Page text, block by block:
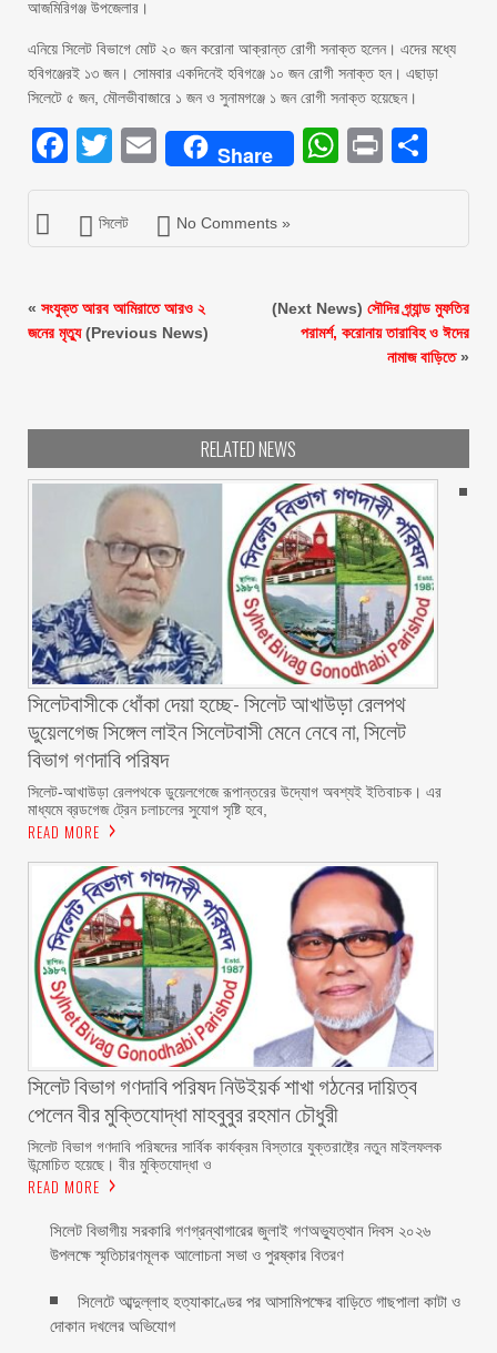
আজমিরিগঞ্জ উপজেলার।
এনিয়ে সিলেট বিভাগে মোট ২০ জন করোনা আক্রান্ত রোগী সনাক্ত হলেন। এদের মধ্যে
হবিগঞ্জেরই ১৩ জন। সোমবার একদিনেই হবিগঞ্জে ১০ জন রোগী সনাক্ত হন। এছাড়া
সিলেটে ৫ জন, মৌলভীবাজারে ১ জন ও সুনামগঞ্জে ১ জন রোগী সনাক্ত হয়েছেন।
Facebook
Twitter
EmailShare Print
সিলেট No Comments »
« সংযুক্ত আরব আমিরাতে আরও ২
জনের মৃত্যু(Previous News)
(Next News) সৌদির গ্র্যান্ড মুফতির
পরামর্শ, করোনায় তারাবিহ ও ঈদের
নামাজ বাড়িতে»
RELATED NEWS
‎সিলেটবাসীকে ধোঁকা দেয়া হচ্ছে- সিলেট আখাউড়া রেলপথ
ডুয়েলগেজ সিঙ্গেল লাইন সিলেটবাসী মেনে নেবে না, সিলেট
বিভাগ গণদাবি পরিষদ
‎​সিলেট-আখাউড়া রেলপথকে ডুয়েলগেজে রূপান্তরের উদ্যোগ অবশ্যই ইতিবাচক। এর
মাধ্যমে ব্রডগেজ ট্রেন চলাচলের সুযোগ সৃষ্টি হবে,
READ MORE
সিলেট বিভাগ গণদাবি পরিষদ নিউইয়র্ক শাখা গঠনের দায়িত্ব
পেলেন বীর মুক্তিযোদ্ধা মাহবুবুর রহমান চৌধুরী ‎ ‎
‎সিলেট বিভাগ গণদাবি পরিষদের সার্বিক কার্যক্রম বিস্তারে যুক্তরাষ্ট্রে নতুন মাইলফলক
উন্মোচিত হয়েছে। বীর মুক্তিযোদ্ধা ও
READ MORE
সিলেট বিভাগীয় সরকারি গণগ্রন্থাগারের জুলাই গণঅভ্যুত্থান দিবস ২০২৬
উপলক্ষে স্মৃতিচারণমূলক আলোচনা সভা ও পুরষ্কার বিতরণ ‎ ‎
সিলেটে আব্দুল্লাহ হত্যাকাণ্ডের পর আসামিপক্ষের বাড়িতে গাছপালা কাটা ও
দোকান দখলের অভিযোগ